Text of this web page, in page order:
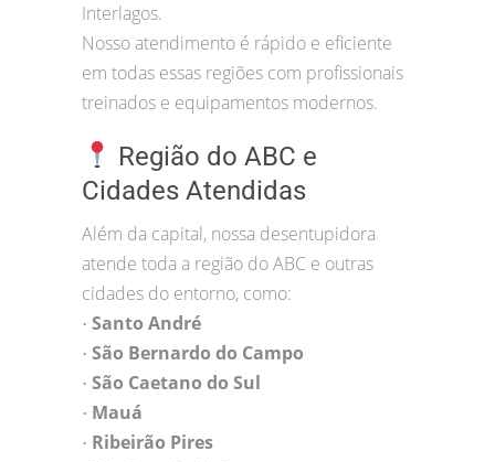
Interlagos.
Nosso atendimento é rápido e eficiente
em todas essas regiões com profissionais
treinados e equipamentos modernos.
Região do ABC e
Cidades Atendidas
Além da capital, nossa desentupidora
atende toda a região do ABC e outras
cidades do entorno, como:
• Santo André
• São Bernardo do Campo
• São Caetano do Sul
• Mauá
• Ribeirão Pires